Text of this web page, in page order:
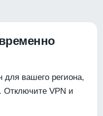
для вашего региона,
Отключите VPN и